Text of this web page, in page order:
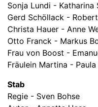
Sonja Lundi - Katharina
Gerd Schöllack -
Christa Hauer - Anne
Otto Franck - Markus
Frau von Boost -
Fräulein Martina - Paula
Stab
Regie - Sven Bohse